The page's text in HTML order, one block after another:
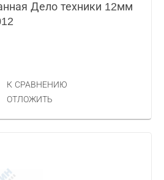
Дело техники 12мм
К СРАВНЕНИЮ
ОТЛОЖИТЬ